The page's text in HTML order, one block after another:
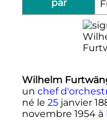
par
Wilhelm
un chef
né le 25janvier
novembre 1954à